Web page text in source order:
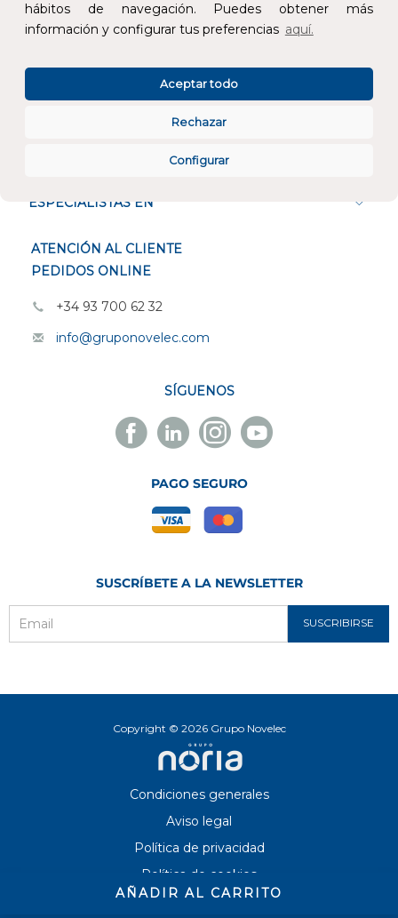
hábitos de navegación. Puedes obtener más
información y configurar tus preferencias aquí.
Configurar
Rechazar
Aceptar todo
AÑADIR AL CARRITO
Atención al cliente
ESPECIALISTAS EN
ATENCIÓN AL CLIENTE
PEDIDOS ONLINE
+34 93 700 62 32
info@gruponovelec.com
SÍGUENOS
Facebook
Novelec
Linkedin
Novelec
Instagram
Novelec
Youtube
Novelec
PAGO SEGURO
SUSCRÍBETE A LA NEWSLETTER
SUSCRIBIRSE
Copyright © 2026 Grupo Novelec
Condiciones generales
Aviso legal
Política de privacidad
Política de cookies